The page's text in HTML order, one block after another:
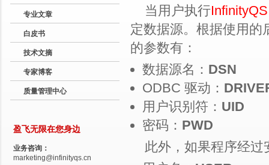
专业文章
白皮书
技术文摘
专家博客
质量管理中心
盈飞无限在您身边
业务咨询：
marketing@infinityqs.cn
当用户执行
定数据源。根据使用的
的参数有：
数据源名： DSN
ODBC 驱动：
用户识别符： UID
密码： PWD
此外，如果程序经